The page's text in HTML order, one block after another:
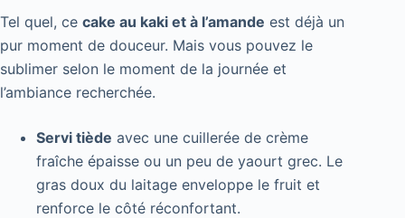
Tel quel, ce cake au kaki et à l’amande est déjà un
pur moment de douceur. Mais vous pouvez le
sublimer selon le moment de la journée et
l’ambiance recherchée.
Servi tiède avec une cuillerée de crème
fraîche épaisse ou un peu de yaourt grec. Le
gras doux du laitage enveloppe le fruit et
renforce le côté réconfortant.